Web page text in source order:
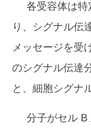
各受容体は
り、シグナル伝
メッセージを受
のシグナル伝達
と、細胞シグナ
分子がセル B